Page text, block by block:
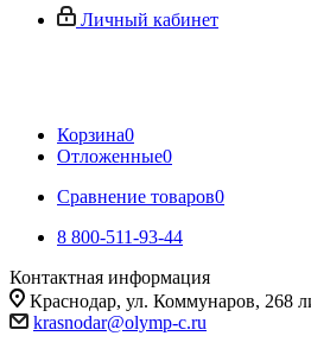
Личный кабинет
Корзина0
Отложенные0
Сравнение товаров0
8 800-511-93-44
Контактная информация
Краснодар, ул. Коммунаров, 268
krasnodar@olymp-c.ru